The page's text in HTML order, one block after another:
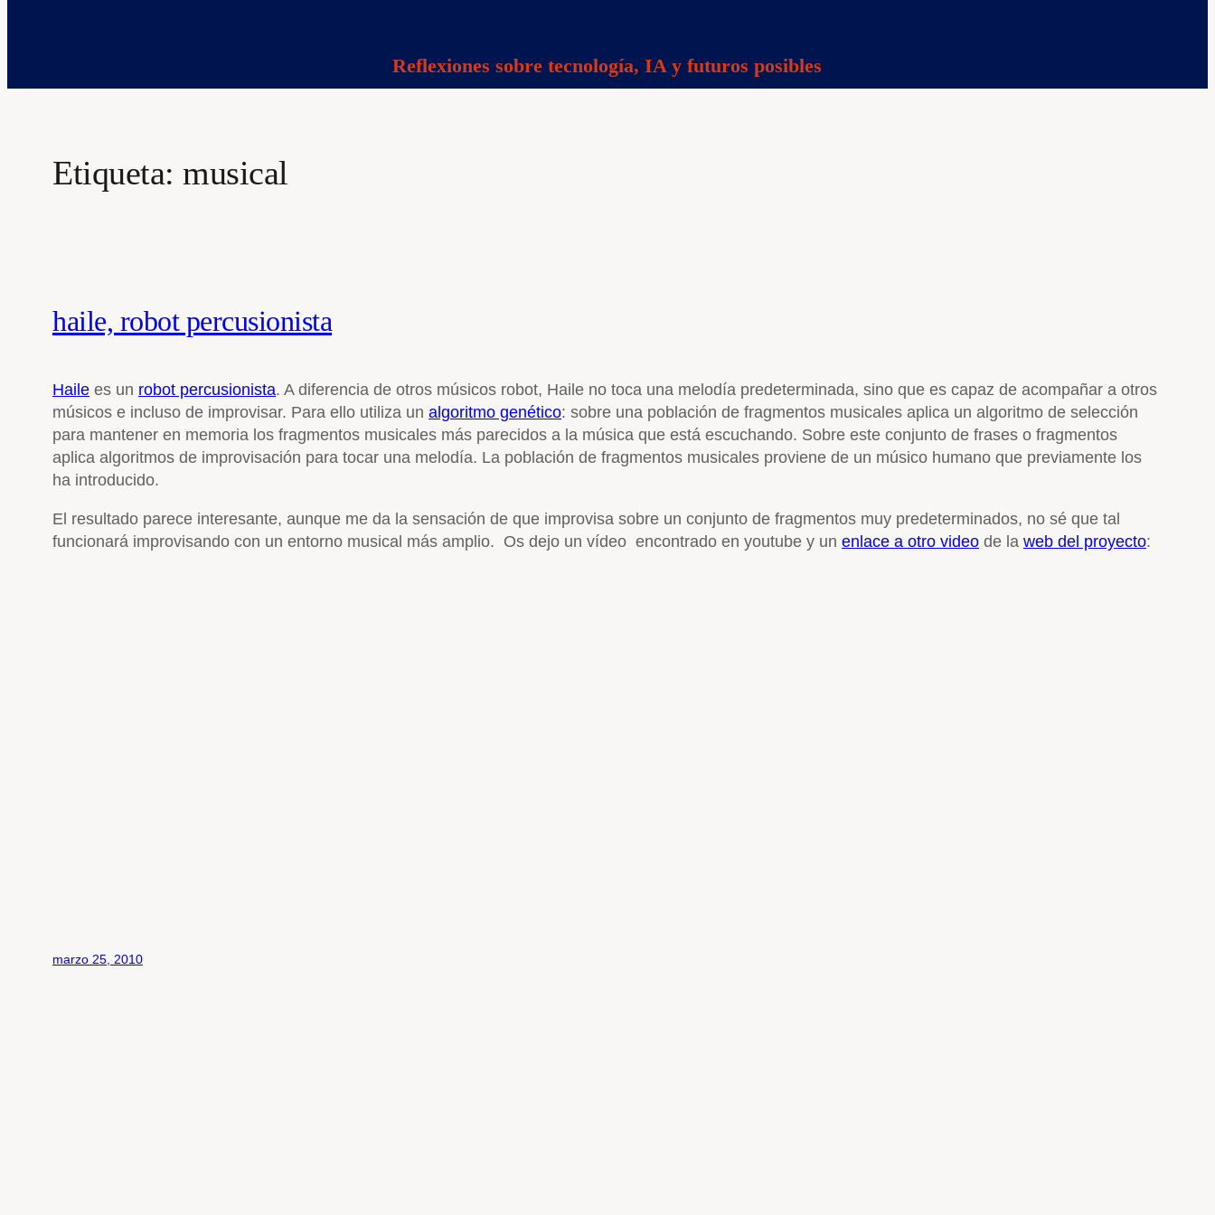
Reflexiones sobre tecnología, IA y futuros posibles
Etiqueta: musical
haile, robot percusionista
Haile es un robot percusionista. A diferencia de otros músicos robot, Haile no toca una melodía predeterminada, sino que es capaz de acompañar a otros
músicos e incluso de improvisar. Para ello utiliza un algoritmo genético: sobre una población de fragmentos musicales aplica un algoritmo de selección
para mantener en memoria los fragmentos musicales más parecidos a la música que está escuchando. Sobre este conjunto de frases o fragmentos
aplica algoritmos de improvisación para tocar una melodía. La población de fragmentos musicales proviene de un músico humano que previamente los
ha introducido.
El resultado parece interesante, aunque me da la sensación de que improvisa sobre un conjunto de fragmentos muy predeterminados, no sé que tal
funcionará improvisando con un entorno musical más amplio. Os dejo un vídeo encontrado en youtube y un enlace a otro video de la web del proyecto:
marzo 25, 2010